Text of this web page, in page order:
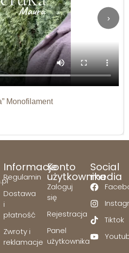
›
Monofilament
Informacje
Regulamin
Dostawa
i
płatność
Zwroty i
reklamacje
Konto
użytkownika
Zaloguj
się
Rejestracja
Panel
użytkownika
Social
media
Tiktok